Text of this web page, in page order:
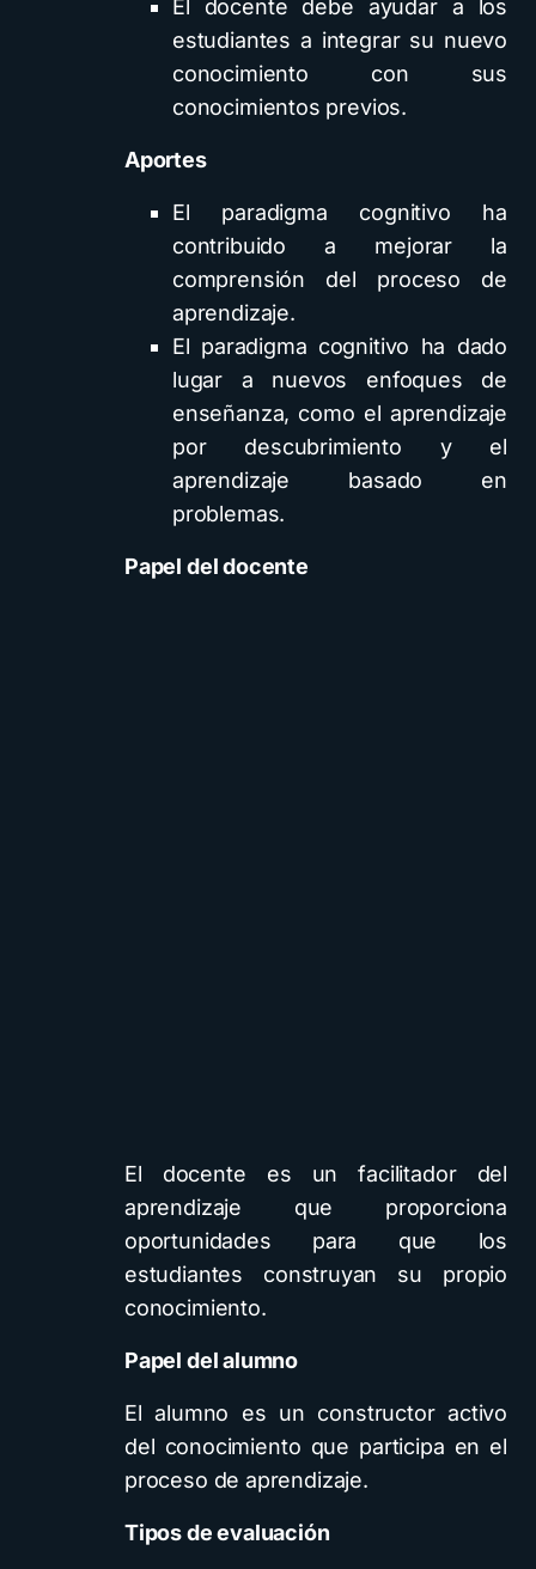
El docente debe ayudar a los
estudiantes a integrar su nuevo
conocimiento con sus
conocimientos previos.
Aportes
El paradigma cognitivo ha
contribuido a mejorar la
comprensión del proceso de
aprendizaje.
El paradigma cognitivo ha dado
lugar a nuevos enfoques de
enseñanza, como el aprendizaje
por descubrimiento y el
aprendizaje basado en
problemas.
Papel del docente
El docente es un facilitador del
aprendizaje que proporciona
oportunidades para que los
estudiantes construyan su propio
conocimiento.
Papel del alumno
El alumno es un constructor activo
del conocimiento que participa en el
proceso de aprendizaje.
Tipos de evaluación